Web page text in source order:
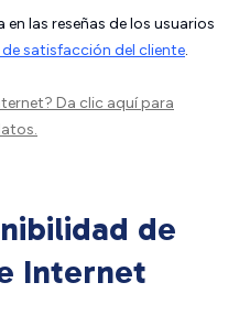
las reseñas de los usuarios
satisfacción del cliente.
Da clic aquípara
de
Internet